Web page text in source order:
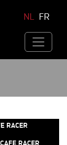
NL FR
RACER